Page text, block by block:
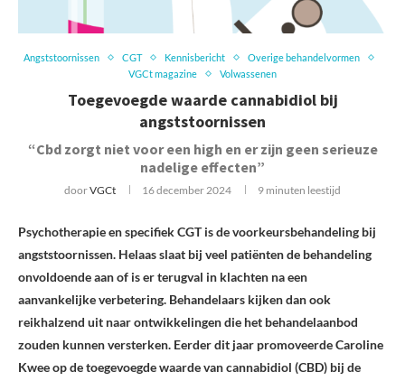
Angststoornissen CGT Kennisbericht
Overige behandelvormen
VGCt magazine
Volwassenen
Toegevoegde waarde cannabidiol bij
angststoornissen
“Cbd zorgt niet voor een high en er zijn geen serieuze
nadelige effecten”
doorVGCt 16 december 2024 9 minuten leestijd
Psychotherapie en specifiek CGT is de voorkeursbehandeling bij
angststoornissen. Helaas slaat bij veel patiënten de behandeling
onvoldoende aan of is er terugval in klachten na een
aanvankelijke verbetering. Behandelaars kijken dan ook
reikhalzend uit naar ontwikkelingen die het behandelaanbod
zouden kunnen versterken. Eerder dit jaar promoveerde Caroline
Kwee op de toegevoegde waarde van cannabidiol (CBD) bij de